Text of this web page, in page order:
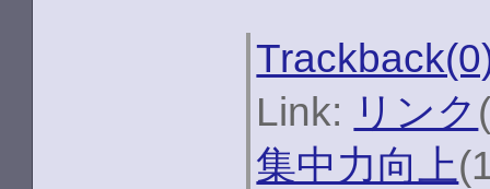
Link: リンク
集中力向上